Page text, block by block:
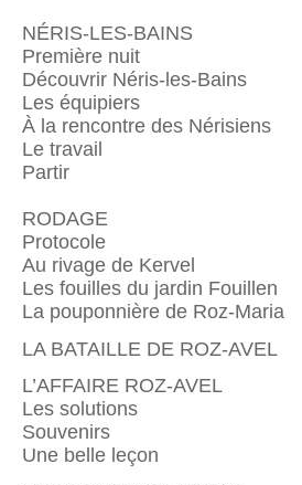
NÉRIS-LES-BAINS
Première nuit
Découvrir Néris-les-Bains
Les équipiers
À la rencontre des Nérisiens
Le travail
Partir
RODAGE
Protocole
Au rivage de Kervel
Les fouilles du jardin Fouillen
La pouponnière de Roz-Maria
LA BATAILLE DE ROZ-AVEL
L’AFFAIRE ROZ-AVEL
Les solutions
Souvenirs
Une belle leçon